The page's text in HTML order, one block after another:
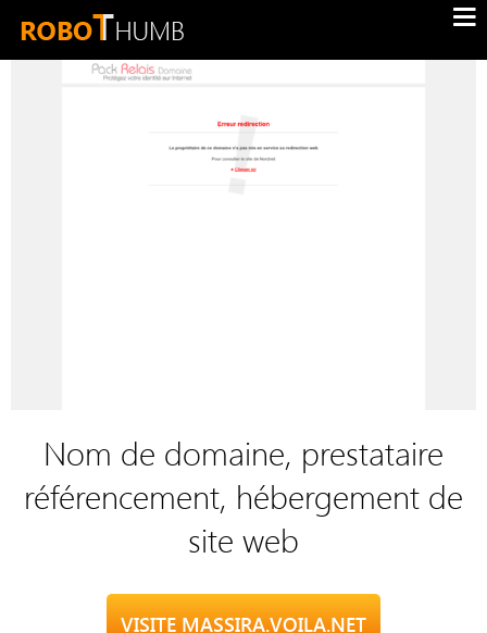
Nom de domaine, prestataire
référencement, hébergement de
site web
VISITE MASSIRA.VOILA.NET